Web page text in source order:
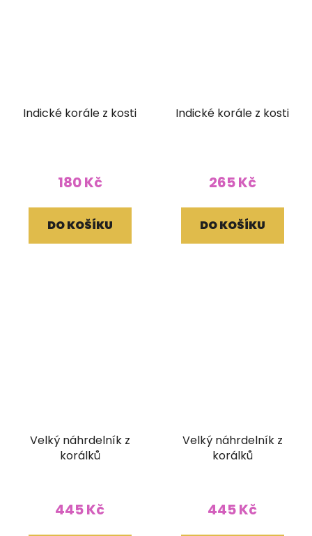
Indické korále z kosti
180 Kč
DO KOŠÍKU
Indické korále z kosti
265 Kč
DO KOŠÍKU
Velký náhrdelník z
korálků
445 Kč
Velký náhrdelník z
korálků
445 Kč